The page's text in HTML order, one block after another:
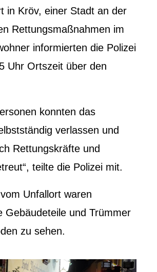
in Kröv, einer Stadt an der
Rettungsmaßnahmen im
informierten die Polizei
Uhr Ortszeit über den
konnten das
verlassen und
Rettungskräfte und
teilte die Polizei mit.
Unfallort waren
Gebäudeteile und Trümmer
zu sehen.